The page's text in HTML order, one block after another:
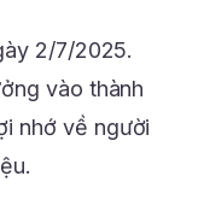
2/7/2025.
vào thành
nhớ về người